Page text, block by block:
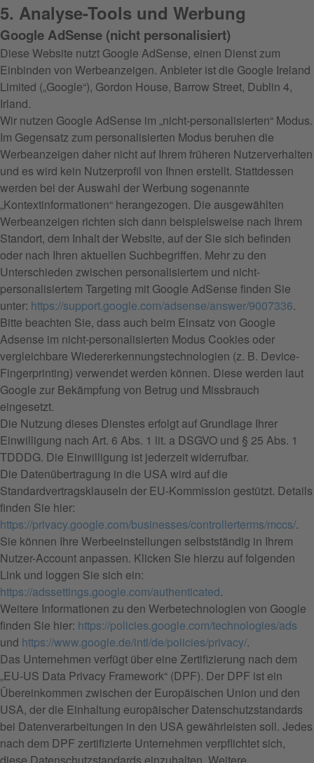
5. Analyse-Tools und Werbung
Google AdSense (nicht personalisiert)
Diese Website nutzt Google AdSense, einen Dienst zum
Einbinden von Werbeanzeigen. Anbieter ist die Google Ireland
Limited („Google“), Gordon House, Barrow Street, Dublin 4,
Irland.
Wir nutzen Google AdSense im „nicht-personalisierten“ Modus.
Im Gegensatz zum personalisierten Modus beruhen die
Werbeanzeigen daher nicht auf Ihrem früheren Nutzerverhalten
und es wird kein Nutzerprofil von Ihnen erstellt. Stattdessen
werden bei der Auswahl der Werbung sogenannte
„Kontextinformationen“ herangezogen. Die ausgewählten
Werbeanzeigen richten sich dann beispielsweise nach Ihrem
Standort, dem Inhalt der Website, auf der Sie sich befinden
oder nach Ihren aktuellen Suchbegriffen. Mehr zu den
Unterschieden zwischen personalisiertem und nicht-
personalisiertem Targeting mit Google AdSense finden Sie
unter: https://support.google.com/adsense/answer/9007336.
Bitte beachten Sie, dass auch beim Einsatz von Google
Adsense im nicht-personalisierten Modus Cookies oder
vergleichbare Wiedererkennungstechnologien (z. B. Device-
Fingerprinting) verwendet werden können. Diese werden laut
Google zur Bekämpfung von Betrug und Missbrauch
eingesetzt.
Die Nutzung dieses Dienstes erfolgt auf Grundlage Ihrer
Einwilligung nach Art. 6 Abs. 1 lit. a DSGVO und § 25 Abs. 1
TDDDG. Die Einwilligung ist jederzeit widerrufbar.
Die Datenübertragung in die USA wird auf die
Standardvertragsklauseln der EU-Kommission gestützt. Details
finden Sie hier:
https://privacy.google.com/businesses/controllerterms/mccs/.
Sie können Ihre Werbeeinstellungen selbstständig in Ihrem
Nutzer-Account anpassen. Klicken Sie hierzu auf folgenden
Link und loggen Sie sich ein:
https://adssettings.google.com/authenticated.
Weitere Informationen zu den Werbetechnologien von Google
finden Sie hier: https://policies.google.com/technologies/ads
und https://www.google.de/intl/de/policies/privacy/.
Das Unternehmen verfügt über eine Zertifizierung nach dem
„EU-US Data Privacy Framework“ (DPF). Der DPF ist ein
Übereinkommen zwischen der Europäischen Union und den
USA, der die Einhaltung europäischer Datenschutzstandards
bei Datenverarbeitungen in den USA gewährleisten soll. Jedes
nach dem DPF zertifizierte Unternehmen verpflichtet sich,